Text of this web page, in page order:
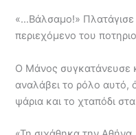
«…Βάλσαμο!»
περιεχόμενο του
Ο Μάνος συγκατάνευσε
αναλάβει το ρόλο αυτό,
ψάρια και το χταπόδι